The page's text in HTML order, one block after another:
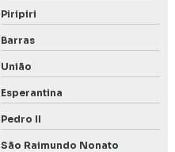
Piripiri
Barras
União
Esperantina
Pedro II
São Raimundo Nonato